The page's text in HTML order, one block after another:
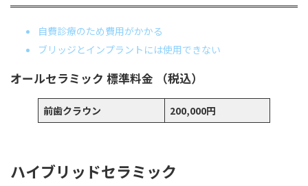
自費診療のため費用がかかる
ブリッジとインプラントには使用できない
オールセラミック 標準料金 （税込）
前歯クラウン 200,000円
ハイブリッドセラミック